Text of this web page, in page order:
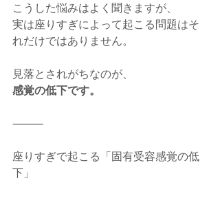
こうした悩みはよく聞きますが、
実は座りすぎによって起こる問題はそ
れだけではありません。
見落とされがちなのが、
感覚の低下です。
⸻
座りすぎで起こる「固有受容感覚の低
下」